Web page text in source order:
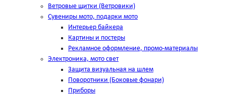
Ветровые щитки (Ветровики)
Сувениры мото, подарки мото
Интерьер байкера
Картины и постеры
Рекламное оформление, промо-материалы
Электроника, мото свет
Защита визуальная на шлем
Поворотники (Боковые фонари)
Приборы